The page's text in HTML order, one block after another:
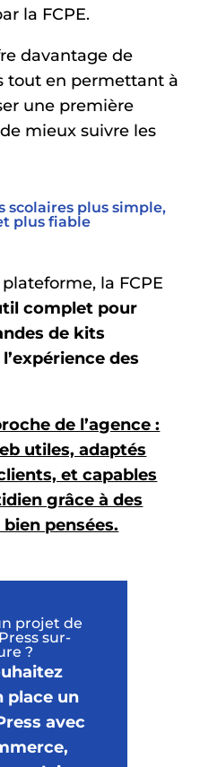
la FCPE.
davantage de
tout en permettant à
une première
mieux suivre les
scolaires plus simple,
plus fiable
la FCPE
complet pour
de kits
des
de l’agence :
utiles, adaptés
et capables
grâce à des
pensées.
projet de
sur-
?
place un
avec